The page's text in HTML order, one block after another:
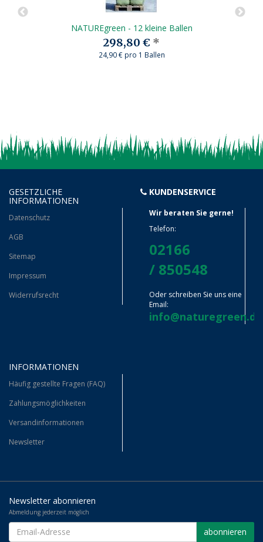
NATUREgreen - 12 kleine Ballen
298,80 € *
24,90 € pro 1 Ballen
GESETZLICHE
INFORMATIONEN
Datenschutz
AGB
Sitemap
Impressum
Widerrufsrecht
KUNDENSERVICE
Wir beraten Sie gerne!
Telefon:
02166
/ 850548
Oder schreiben Sie uns eine
Email:
info@naturegreen.de
INFORMATIONEN
Häufig gestellte Fragen (FAQ)
Zahlungsmöglichkeiten
Versandinformationen
Newsletter
Newsletter abonnieren
Abmeldung jederzeit möglich
EMAIL-
ADRESSE
abonnieren